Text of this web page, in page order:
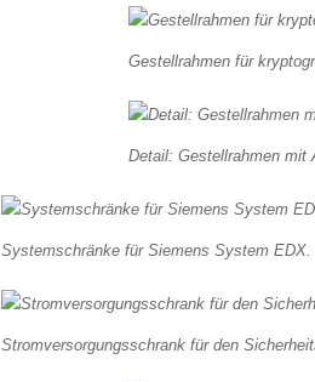
Gestellrahmen für
Detail: Gestellrahmen mit
Systemschränke für Siemens System EDX.
Stromversorgungsschrank für den